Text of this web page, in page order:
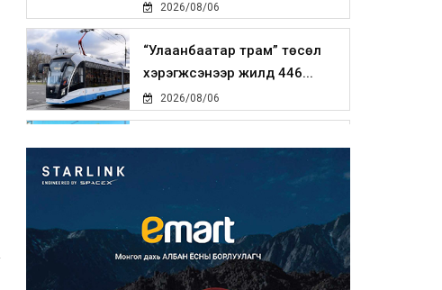
2026/08/06
“Улаанбаатар трам” төсөл
хэрэгжсэнээр жилд 446...
2026/08/06
2026/08/06
Улаанбаатарт өдөртөө 29 хэм
дулаан
2026/08/06